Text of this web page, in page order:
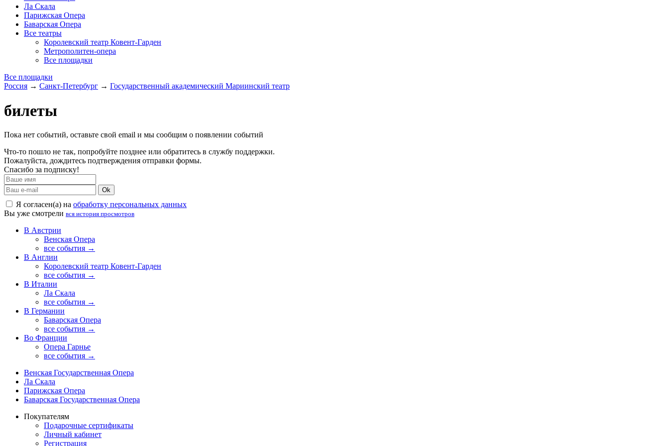
Ла Скала
Парижская Опера
Баварская Опера
Все театры
Королевский театр Ковент-Гарден
Метрополитен-опера
Все площадки
Все площадки
Россия → Санкт-Петербург → Государственный академический Мариинский театр
билеты
Пока нет событий, оставьте свой email и мы сообщим о появлении событий
Что-то пошло не так, попробуйте позднее или обратитесь в службу поддержки.
Пожалуйста, дождитесь подтверждения отправки формы.
Спасибо за подписку!
Ok
Я согласен(а) на обработку персональных данных
Вы уже смотрели вся история просмотров
В Австрии
Венская Опера
все события →
В Англии
Королевский театр Ковент-Гарден
все события →
В Италии
Ла Скала
все события →
В Германии
Баварская Опера
все события →
Во Франции
Опера Гарнье
все события →
Венская Государственная Опера
Ла Скала
Парижская Опера
Баварская Государственная Опера
Покупателям
Подарочные сертификаты
Личный кабинет
Регистрация